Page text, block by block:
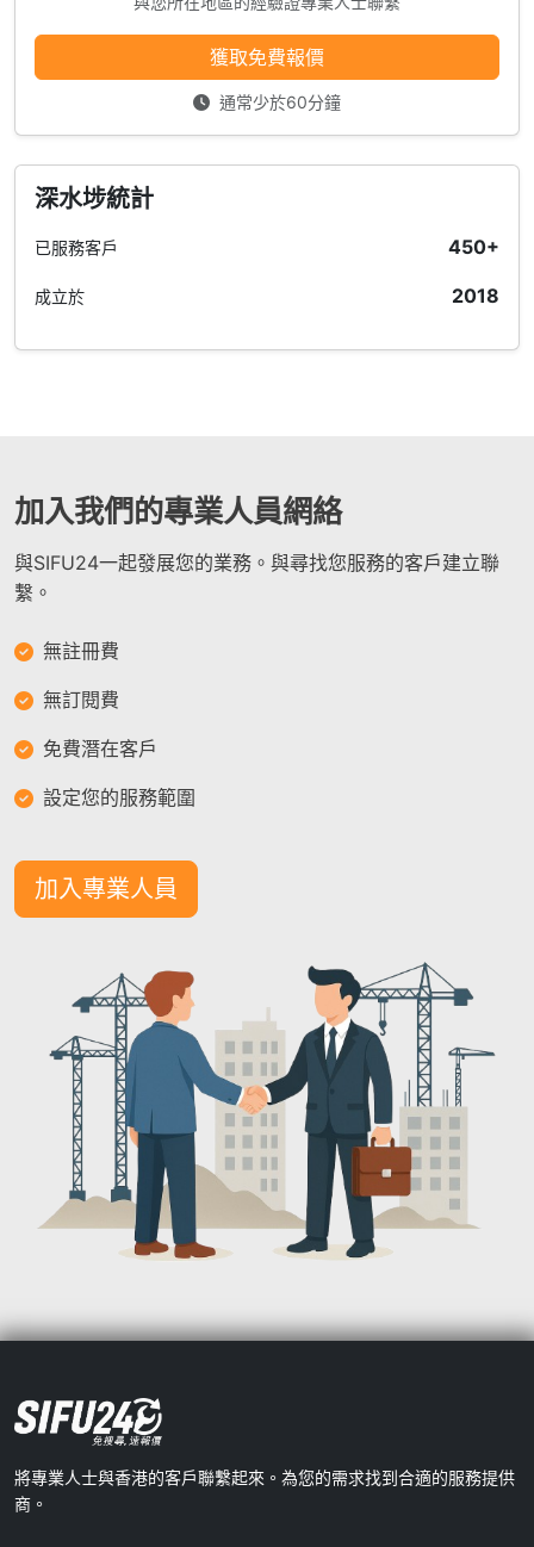
獲取免費報價
通常少於60分鐘
深水埗統計
已服務客戶 450+
成立於 2018
加入我們的專業人員網絡
與SIFU24一起發展您的業務。與尋找您服務的客戶建立聯
繫。
無註冊費
無訂閱費
免費潛在客戶
設定您的服務範圍
加入專業人員
將專業人士與香港的客戶聯繫起來。為您的需求找到合適的服務提供
商。